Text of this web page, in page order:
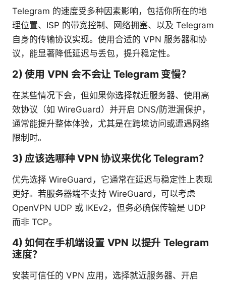
Telegram 的速度受多种因素影响，包括你所在的地
理位置、ISP 的带宽控制、网络拥塞、以及 Telegram
自身的传输协议实现。使用合适的 VPN 服务器和协
议，能显著降低延迟与丢包，提升稳定性。
2) 使用 VPN 会不会让 Telegram 变慢？
在某些情况下会，但如果你选择就近服务器、使用高
效协议（如 WireGuard）并开启 DNS/防泄漏保护，
通常能提升整体体验，尤其是在跨境访问或遭遇网络
限制时。
3) 应该选哪种 VPN 协议来优化 Telegram？
优先选择 WireGuard，它通常在延迟与稳定性上表现
更好。若服务器端不支持 WireGuard，可以考虑
OpenVPN UDP 或 IKEv2，但务必确保传输是 UDP
而非 TCP。
4) 如何在手机端设置 VPN 以提升 Telegram
速度？
安装可信任的 VPN 应用，选择就近服务器、开启